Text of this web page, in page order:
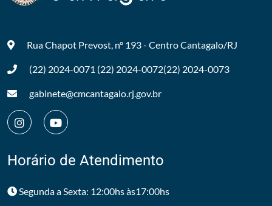
Rua Chapot Prevost, nº 193 - CentroCantagalo/RJ
(22) 2024-0071 (22) 2024-0072(22) 2024-0073
gabinete@cmcantagalo.rj.gov.br
Horário de Atendimento
Segunda a Sexta: 12:00hs às17:00hs